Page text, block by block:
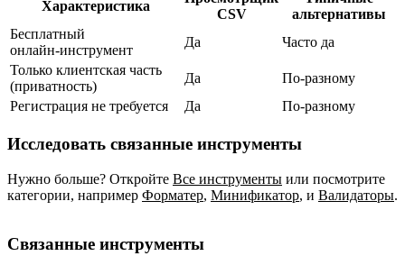
Характеристика
CSV
альтернативы
Бесплатный
онлайн‑инструмент
Да
Часто да
Только клиентская часть
(приватность)
Да
По‑разному
Регистрация не требуется
Да По‑разному
Исследовать связанные инструменты
Нужно больше? Откройте Все инструменты или посмотрите
категории, например Форматер, Минификатор, и Валидаторы.
Связанные инструменты